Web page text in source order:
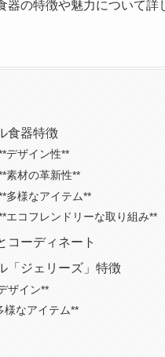
器の特徴や魅力について詳
食器特徴
デザイン性**
素材の革新性**
多様なアイテム**
エコフレンドリーな取り組み**
コーディネート
「ジェリーズ」特徴
ザイン**
様なアイテム**